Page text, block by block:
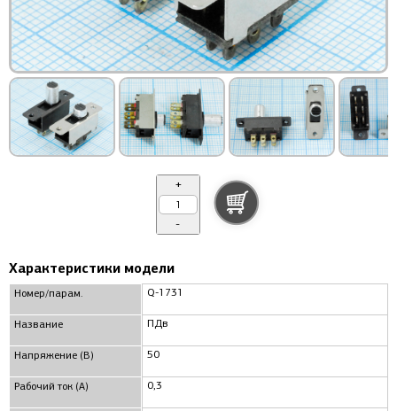
+
-
Характеристики модели
Номер/парам.
Название
Напряжение (В)
Рабочий ток (А)
Q-1731
ПДв
50
0,3